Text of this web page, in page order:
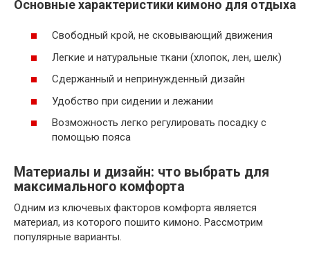
Основные характеристики кимоно для отдыха
Свободный крой, не сковывающий движения
Легкие и натуральные ткани (хлопок, лен, шелк)
Сдержанный и непринужденный дизайн
Удобство при сидении и лежании
Возможность легко регулировать посадку с
помощью пояса
Материалы и дизайн: что выбрать для
максимального комфорта
Одним из ключевых факторов комфорта является
материал, из которого пошито кимоно. Рассмотрим
популярные варианты.